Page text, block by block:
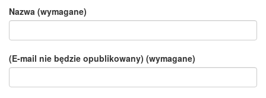
Nazwa (wymagane)
(E-mail nie będzie opublikowany) (wymagane)